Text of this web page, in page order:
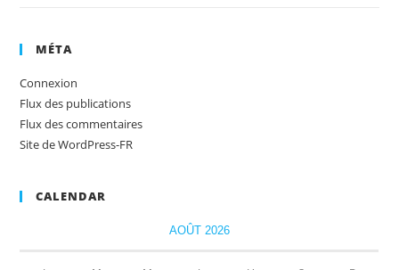
MÉTA
Connexion
Flux des publications
Flux des commentaires
Site de WordPress-FR
CALENDAR
AOÛT 2026